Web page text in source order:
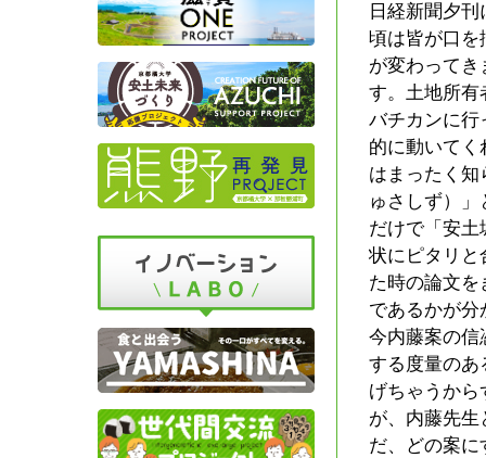
日経新聞夕
頃は皆が口を
が変わって
す。土地所有
バチカンに行
的に動いて
はまったく
ゅさしず）
だけで「安
状にピタリと
た時の論文
であるかが
今内藤案の信
する度量のあ
げちゃうか
が、内藤先
だ、どの案